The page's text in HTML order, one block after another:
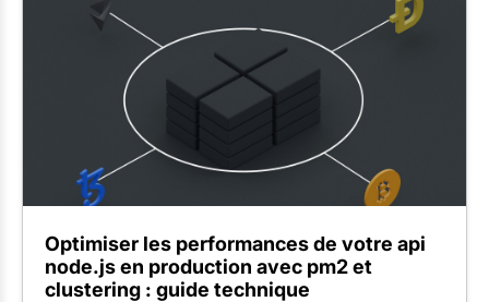
Optimiser les performances de votre api
node.js en production avec pm2 et
clustering : guide technique